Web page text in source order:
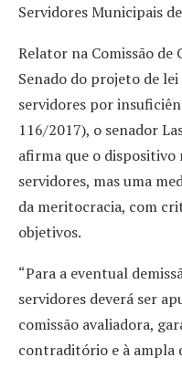
Servidores Municipais
Relator na Comissão de
Senado do projeto de
servidores por
116/2017), o senador
afirma que o dispositivo
servidores, mas uma
da meritocracia, com
objetivos.
“Para a eventual
servidores deverá ser
comissão avaliadora,
contraditório e à ampla